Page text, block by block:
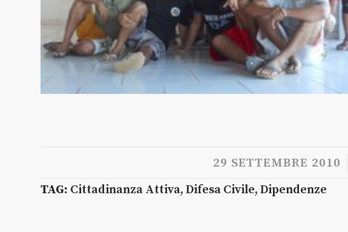
29 SETTEMBRE 2010
/
TAG: Cittadinanza Attiva, Difesa Civile, Dipendenze